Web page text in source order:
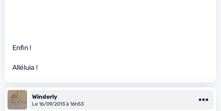
Enfin !
Alléluia !
Winderly
Le 16/09/2013 à 16h53